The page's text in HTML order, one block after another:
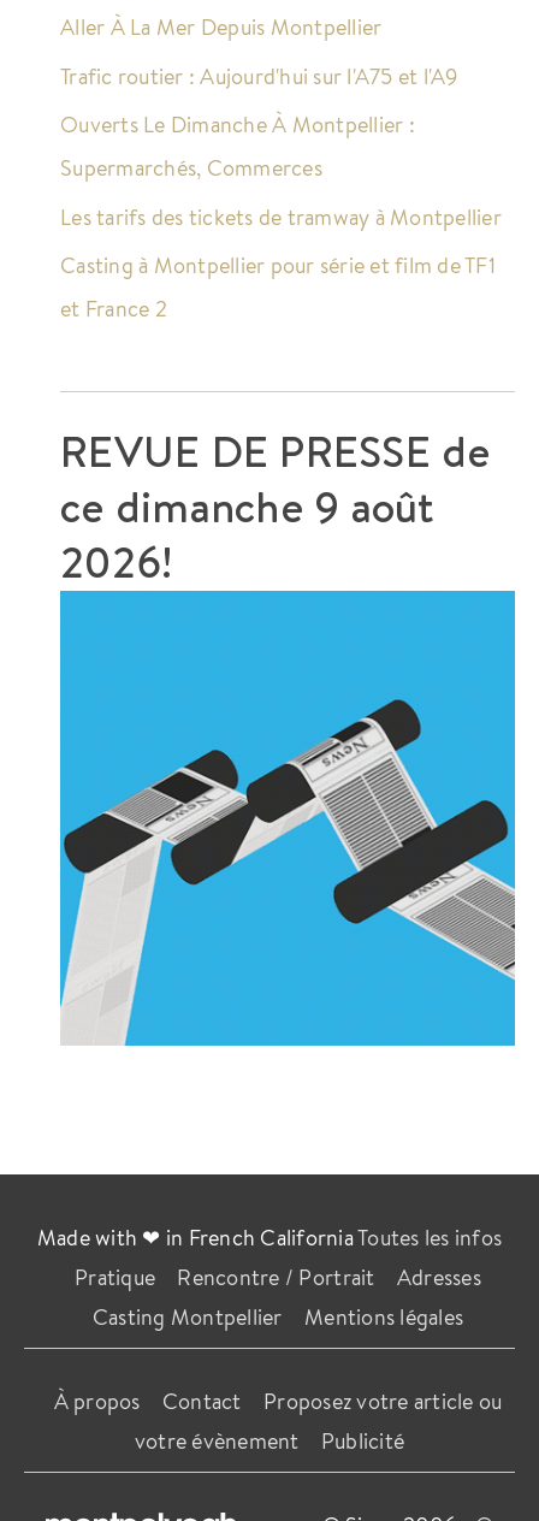
Aller À La Mer Depuis Montpellier
Trafic routier : Aujourd'hui sur l'A75 et l'A9
Ouverts Le Dimanche À Montpellier :
Supermarchés, Commerces
Les tarifs des tickets de tramway à Montpellier
Casting à Montpellier pour série et film de TF1
et France 2
REVUE DE PRESSE de
ce dimanche 9 août
2026!
Made with ❤ in French CaliforniaToutes les infos
Pratique
Rencontre / Portrait
Adresses
Casting Montpellier
Mentions légales
À propos Contact
Proposez votre article ou
votre évènement
Publicité